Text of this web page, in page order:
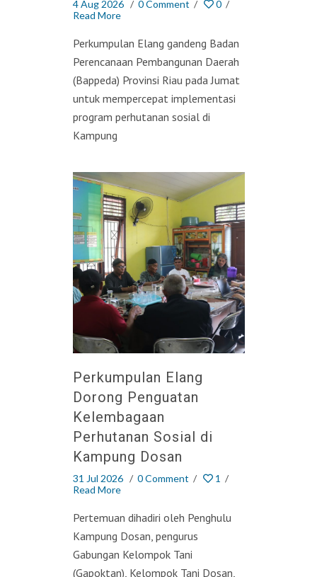
4 Aug 2026 / 0 Comment / 0/
Read More
Perkumpulan Elang gandeng Badan
Perencanaan Pembangunan Daerah
(Bappeda) Provinsi Riau pada Jumat
untuk mempercepat implementasi
program perhutanan sosial di
Kampung
Perkumpulan Elang
Dorong Penguatan
Kelembagaan
Perhutanan Sosial di
Kampung Dosan
31 Jul 2026 / 0 Comment / 1 /
Read More
Pertemuan dihadiri oleh Penghulu
Kampung Dosan, pengurus
Gabungan Kelompok Tani
(Gapoktan), Kelompok Tani Dosan,